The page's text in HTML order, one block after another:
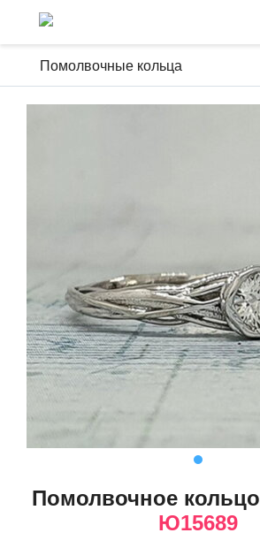
Помолвочные кольца
Помолвочное кольцо
Ю15689